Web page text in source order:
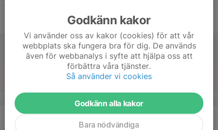
Träning Koordination/Styrka/Fotboll
Hjällsnäshallen i Gråbo, hall B
17:00
Fotbollsträning
Konstgräset Stenkullen
Godkänn kakor
Vi använder oss av kakor (cookies) för att vår
webbplats ska fungera bra för dig. De används
även för webbanalys i syfte att hjälpa oss att
förbättra våra tjänster.
Så använder vi cookies
Godkänn alla kakor
Bara nödvändiga